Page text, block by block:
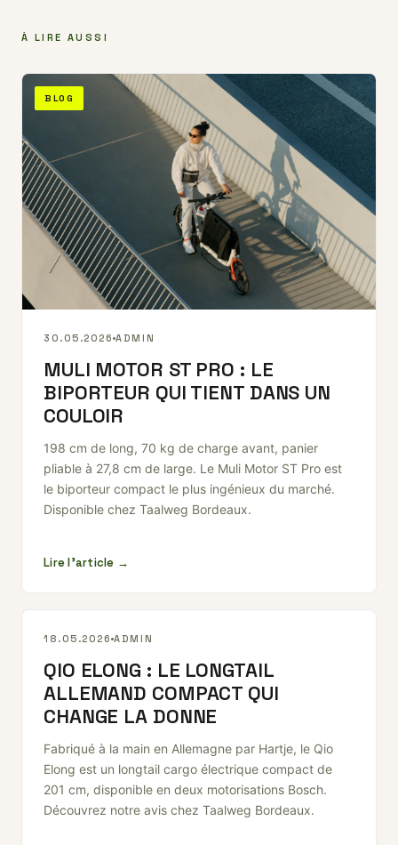
À LIRE AUSSI
BLOG
30.05.2026 ADMIN
MULI MOTOR ST PRO : LE
BIPORTEUR QUI TIENT DANS UN
COULOIR
198 cm de long, 70 kg de charge avant, panier
pliable à 27,8 cm de large. Le Muli Motor ST Pro est
le biporteur compact le plus ingénieux du marché.
Disponible chez Taalweg Bordeaux.
Lire l'article →
BLOG
18.05.2026 ADMIN
QIO ELONG : LE LONGTAIL
ALLEMAND COMPACT QUI
CHANGE LA DONNE
Fabriqué à la main en Allemagne par Hartje, le Qio
Elong est un longtail cargo électrique compact de
201 cm, disponible en deux motorisations Bosch.
Découvrez notre avis chez Taalweg Bordeaux.